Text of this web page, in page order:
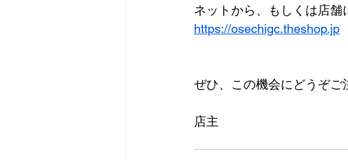
ネットから、もしくは店舗
https://osechigc.theshop.jp
ぜひ、この機会にどうぞご
店主